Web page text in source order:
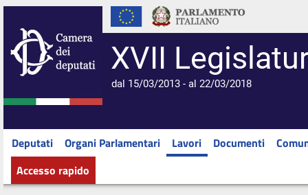
XVII
dal 15/03/2013 - al 22/03/2018
Deputati Organi Parlamentari Lavori Documenti
Accesso rapido